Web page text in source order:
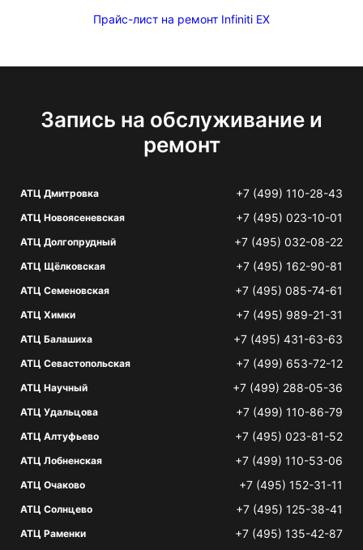
Прайс-лист на ремонт Infiniti EX
Запись на обслуживание и
ремонт
АТЦ Дмитровка +7 (499) 110-28-43
АТЦ Новоясеневская +7 (495) 023-10-01
АТЦ Долгопрудный +7 (495) 032-08-22
АТЦ Щёлковская +7 (495) 162-90-81
АТЦ Семеновская +7 (495) 085-74-61
АТЦ Химки +7 (495) 989-21-31
АТЦ Балашиха +7 (495) 431-63-63
АТЦ Севастопольская +7 (499) 653-72-12
АТЦ Научный +7 (499) 288-05-36
АТЦ Удальцова +7 (499) 110-86-79
АТЦ Алтуфьево +7 (495) 023-81-52
АТЦ Лобненская +7 (499) 110-53-06
АТЦ Очаково +7 (495) 152-31-11
АТЦ Солнцево +7 (495) 125-38-41
АТЦ Раменки +7 (495) 135-42-87